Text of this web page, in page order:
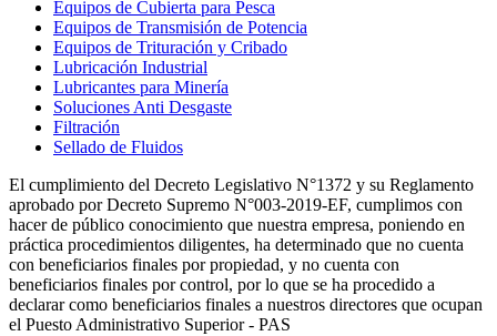
Equipos de Cubierta para Pesca
Equipos de Transmisión de Potencia
Equipos de Trituración y Cribado
Lubricación Industrial
Lubricantes para Minería
Soluciones Anti Desgaste
Filtración
Sellado de Fluidos
El cumplimiento del Decreto Legislativo N°1372 y su Reglamento
aprobado por Decreto Supremo N°003-2019-EF, cumplimos con
hacer de público conocimiento que nuestra empresa, poniendo en
práctica procedimientos diligentes, ha determinado que no cuenta
con beneficiarios finales por propiedad, y no cuenta con
beneficiarios finales por control, por lo que se ha procedido a
declarar como beneficiarios finales a nuestros directores que ocupan
el Puesto Administrativo Superior - PAS